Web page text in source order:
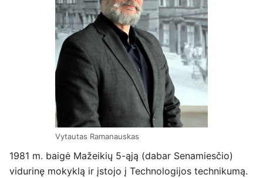
Vytautas Ramanauskas
1981 m. baigė Mažeikių 5-ąją (dabar Senamiesčio)
vidurinę mokyklą ir įstojo į Technologijos technikumą.